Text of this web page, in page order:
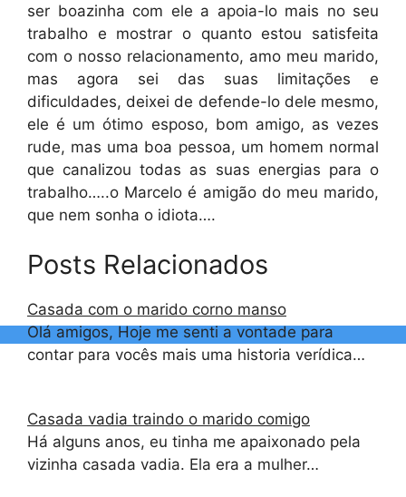
ser boazinha com ele a apoia-lo mais no seu
trabalho e mostrar o quanto estou satisfeita
com o nosso relacionamento, amo meu marido,
mas agora sei das suas limitações e
dificuldades, deixei de defende-lo dele mesmo,
ele é um ótimo esposo, bom amigo, as vezes
rude, mas uma boa pessoa, um homem normal
que canalizou todas as suas energias para o
trabalho…..o Marcelo é amigão do meu marido,
que nem sonha o idiota….
Posts Relacionados
Casada com o marido corno manso
Olá amigos, Hoje me senti a vontade para
contar para vocês mais uma historia verídica…
Casada vadia traindo o marido comigo
Há alguns anos, eu tinha me apaixonado pela
vizinha casada vadia. Ela era a mulher…